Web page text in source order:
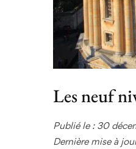
Les neuf
Publié le : 30
Dernière mise à